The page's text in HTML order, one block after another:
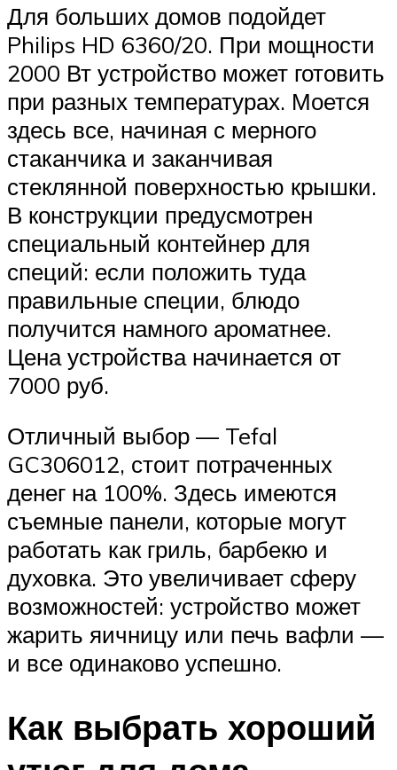
Для больших домов подойдет
Philips HD 6360/20. При мощности
2000 Вт устройство может готовить
при разных температурах. Моется
здесь все, начиная с мерного
стаканчика и заканчивая
стеклянной поверхностью крышки.
В конструкции предусмотрен
специальный контейнер для
специй: если положить туда
правильные специи, блюдо
получится намного ароматнее.
Цена устройства начинается от
7000 руб.
Отличный выбор — Tefal
GC306012, стоит потраченных
денег на 100%. Здесь имеются
съемные панели, которые могут
работать как гриль, барбекю и
духовка. Это увеличивает сферу
возможностей: устройство может
жарить яичницу или печь вафли —
и все одинаково успешно.
Как выбрать хороший